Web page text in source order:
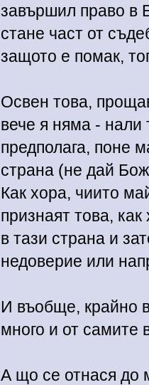
завършил право в
стане част от
защото е помак,
Освен това,
вече я няма - нали
предполага, поне
страна (не дай
Как хора, чиито
признаят това,
в тази страна и
недоверие или
И въобще, крайно
много и от самите
А що се отнася до